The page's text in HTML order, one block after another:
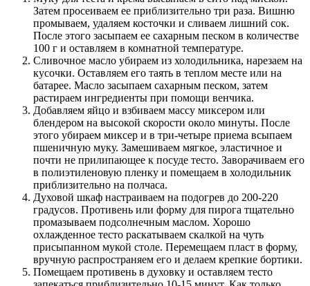
Затем просеиваем ее приблизительно три раза. Вишню
промываем, удаляем косточки и сливаем лишний сок.
После этого засыпаем ее сахарным песком в количестве
100 г и оставляем в комнатной температуре.
Сливочное масло убираем из холодильника, нарезаем на
кусочки. Оставляем его таять в теплом месте или на
батарее. Масло засыпаем сахарным песком, затем
растираем ингредиенты при помощи венчика.
Добавляем яйцо и взбиваем массу миксером или
блендером на высокой скорости около минуты. После
этого убираем миксер и в три-четыре приема всыпаем
пшеничную муку. Замешиваем мягкое, эластичное и
почти не прилипающее к посуде тесто. Заворачиваем его
в полиэтиленовую пленку и помещаем в холодильник
приблизительно на полчаса.
Духовой шкаф настраиваем на подогрев до 200-220
градусов. Противень или форму для пирога тщательно
промазываем подсолнечным маслом. Хорошо
охлажденное тесто раскатываем скалкой на чуть
присыпанном мукой столе. Перемещаем пласт в форму,
вручную распространяем его и делаем крепкие бортики.
Помещаем противень в духовку и оставляем тесто